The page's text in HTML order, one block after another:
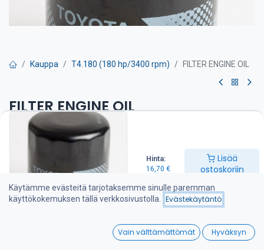
Hinta:
16,70 €
Lisää
ostoskoriin
Wishlist
Kauppa T4.180 (180 hp/3400 rpm) FILTER ENGINE OIL
FILTER ENGINE OIL
Öljynsuodatin on suositeltava vaihtaa kerran vuodessa
Lisää ostoskoriin
Käytämme evästeitä tarjotaksemme sinulle paremman
käyttökokemuksen tällä verkkosivustolla.
Evästekäytäntö
Vain välttämättömät Hyväksyn